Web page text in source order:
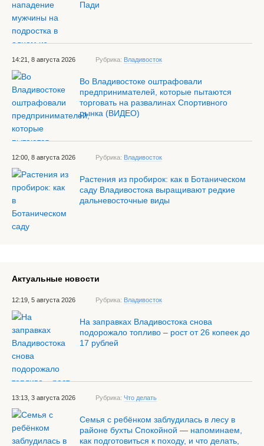
Пади
14:21, 8 августа 2026 Рубрика: Владивосток
Во Владивостоке оштрафовали
предпринимателей, которые пытаются
торговать на развалинах Спортивного
рынка (ВИДЕО)
12:00, 8 августа 2026 Рубрика: Владивосток
Растения из пробирок: как в Ботаническом
саду Владивостока выращивают редкие
дальневосточные виды
Актуальные новости
12:19, 5 августа 2026 Рубрика: Владивосток
На заправках Владивостока снова
подорожало топливо – рост от 26 копеек до
17 рублей
13:13, 3 августа 2026 Рубрика: Что делать
Семья с ребёнком заблудилась в лесу в
районе бухты Спокойной — напоминаем,
как подготовиться к походу, и что делать,